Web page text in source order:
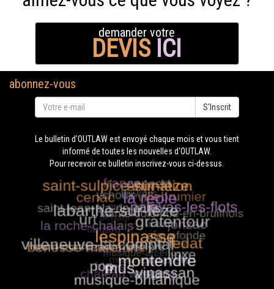
demander votre
DEVIS ICI
abonnez-vous
S'Inscrit
Le bulletin d'OUTLAW est envoyé chaque mois et vous tient
informé de toutes les nouvelles d'OUTLAW.
Pour recevoir ce bulletin inscrivez-vous ci-dessus.